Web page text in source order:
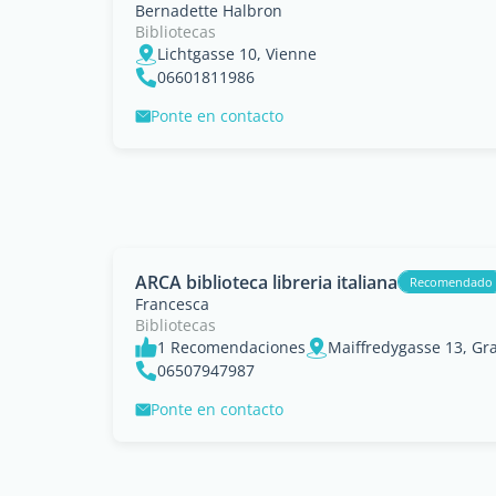
Bernadette Halbron
Bibliotecas
Lichtgasse 10, Vienne
06601811986
Ponte en contacto
ARCA biblioteca libreria italiana Recomendado
Francesca
Bibliotecas
1 Recomendaciones
Maiffredygasse 13,
06507947987
Ponte en contacto